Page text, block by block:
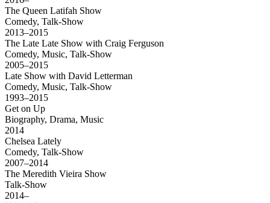
The Queen Latifah Show
Comedy, Talk-Show
2013–2015
The Late Late Show with Craig Ferguson
Comedy, Music, Talk-Show
2005–2015
Late Show with David Letterman
Comedy, Music, Talk-Show
1993–2015
Get on Up
Biography, Drama, Music
2014
Chelsea Lately
Comedy, Talk-Show
2007–2014
The Meredith Vieira Show
Talk-Show
2014–